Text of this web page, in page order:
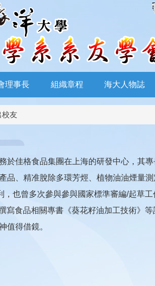
理事長 組織章程 海大人物誌
校友
於佳格食品集團在上海的研發中心，其
品、精准脫除多環芳烴、植物油油煙量
也曾多次參與參與國家標準審編/起草
寫食品相關專書《葵花籽油加工技術》
值得借鏡。